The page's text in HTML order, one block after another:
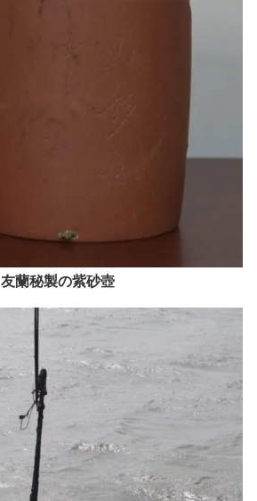
友蘭秘製の紫砂壺